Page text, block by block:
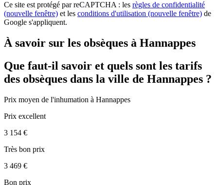
Ce site est protégé par reCAPTCHA : les règles de confidentialité
(nouvelle fenêtre) et les conditions d'utilisation (nouvelle fenêtre) de
Google s'appliquent.
À savoir sur les obsèques à Hannappes
Que faut-il savoir et quels sont les tarifs
des obsèques dans la ville de Hannappes ?
Prix moyen de l'inhumation à Hannappes
Prix excellent
3 154 €
Très bon prix
3 469 €
Bon prix